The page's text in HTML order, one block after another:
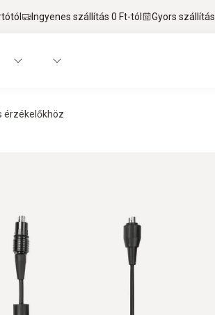
Ingyenes szállítás 0 Ft-tól Gyors szállítás
érzékelőkhöz